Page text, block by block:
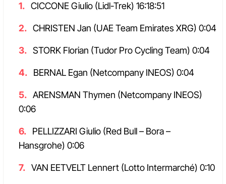
CICCONE Giulio (Lidl-Trek) 16:18:51
CHRISTEN Jan (UAE Team Emirates XRG) 0:04
STORK Florian (Tudor Pro Cycling Team) 0:04
BERNAL Egan (Netcompany INEOS) 0:04
ARENSMAN Thymen (Netcompany INEOS)
0:06
PELLIZZARI Giulio (Red Bull – Bora –
Hansgrohe) 0:06
VAN EETVELT Lennert (Lotto Intermarché) 0:10